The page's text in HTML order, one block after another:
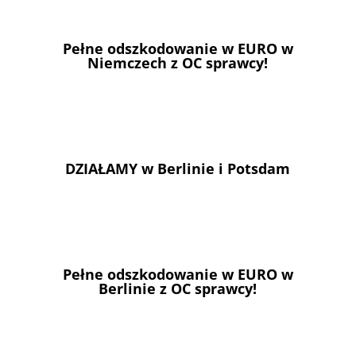
Pełne odszkodowanie w EURO w
Niemczech z OC sprawcy!
DZIAŁAMY w Berlinie i Potsdam
Pełne odszkodowanie w EURO w
Berlinie z OC sprawcy!